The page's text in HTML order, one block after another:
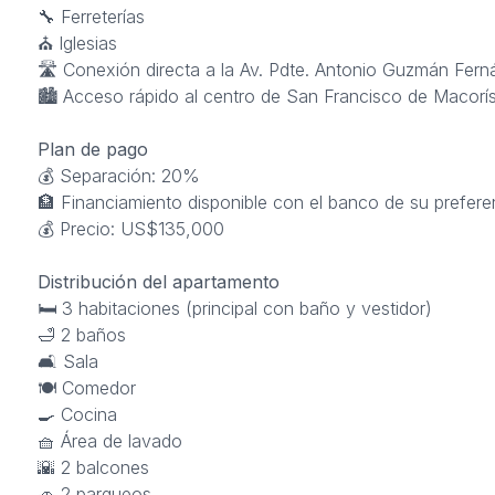
🔧 Ferreterías
⛪ Iglesias
🛣️ Conexión directa a la Av. Pdte. Antonio Guzmán
🏙️ Acceso rápido al centro de San Francisco de Macorís
Plan de pago
💰 Separación: 20%
🏦 Financiamiento disponible con el banco de su
💰 Precio: US$135,000
Distribución del apartamento
🛏 3 habitaciones (principal con baño y vestidor)
🛁 2 baños
🛋 Sala
🍽 Comedor
🍳 Cocina
🧺 Área de lavado
🌇 2 balcones